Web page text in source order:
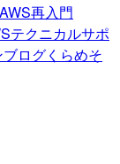
AWS再入門
テクニカルサポ
ブログくらめそ